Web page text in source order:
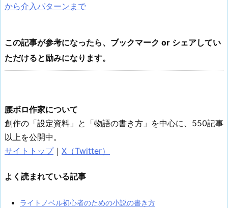
から介入パターンまで
この記事が参考になったら、ブックマーク or シェアしてい
ただけると励みになります。
腰ボロ作家について
創作の「設定資料」と「物語の書き方」を中心に、550記事
以上を公開中。
サイトトップ｜ X（Twitter）
よく読まれている記事
ライトノベル初心者のための小説の書き方